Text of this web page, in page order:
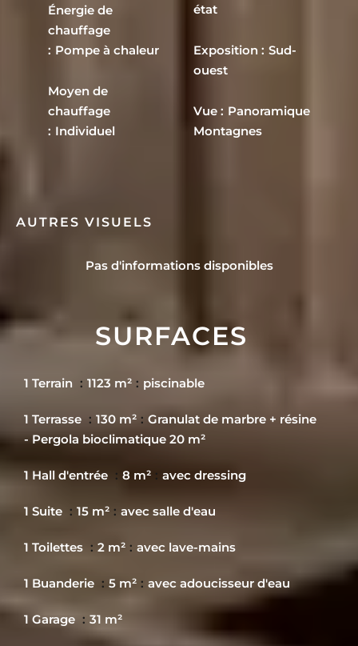
Énergie de
chauffage
Pompe à chaleur
Moyen de
chauffage
Individuel
état
Exposition
Sud-
ouest
Vue
Panoramique
Montagnes
AUTRES VISUELS
Pas d'informations disponibles
SURFACES
1 Terrain 1123 m² piscinable
1 Terrasse 130 m²
Granulat de marbre + résine
- Pergola bioclimatique 20 m²
1 Hall d'entrée 8 m² avec dressing
1 Suite 15 m² avec salle d'eau
1 Toilettes 2 m² avec lave-mains
1 Buanderie 5 m² avec adoucisseur d'eau
1 Garage 31 m²